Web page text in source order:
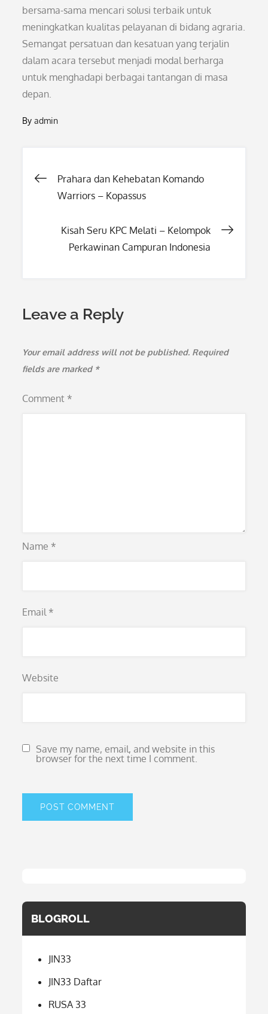
bersama-sama mencari solusi terbaik untuk
meningkatkan kualitas pelayanan di bidang agraria.
Semangat persatuan dan kesatuan yang terjalin
dalam acara tersebut menjadi modal berharga
untuk menghadapi berbagai tantangan di masa
depan.
Byadmin
Post
Prahara dan Kehebatan Komando
Warriors – Kopassus
Kisah Seru KPC Melati – Kelompok
Perkawinan Campuran Indonesia
Leave a Reply
Your email address will not be published. Required
fields are marked *
Comment *
Name *
Email *
Website
Save my name, email, and website in this
browser for the next time I comment.
BLOGROLL
JIN33
JIN33 Daftar
RUSA 33